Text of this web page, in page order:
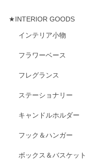
★INTERIOR GOODS
インテリア小物
フラワーベース
フレグランス
ステーショナリー
キャンドルホルダー
フック＆ハンガー
ボックス＆バスケット